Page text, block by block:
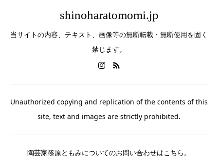
shinoharatomomi.jp
当サイトの内容、テキスト、画像等の無断転載・無断使用を固く
禁じます。
Unauthorized copying and replication of the contents of this
site, text and images are strictly prohibited.
陶芸家篠原ともみについてのお問い合わせはこちら。